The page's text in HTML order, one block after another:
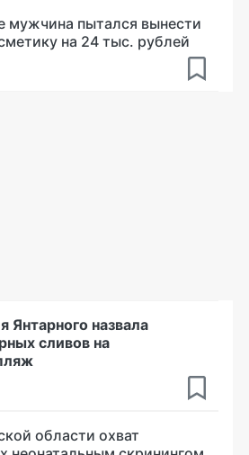
мужчина пытался вынести
на 24 тыс. рублей
Янтарного назвала
сливов на
области охват